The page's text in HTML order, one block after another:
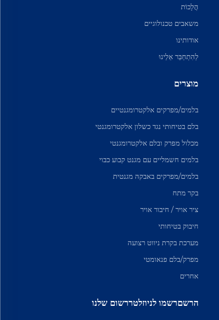
הֲלָכוֹת
משאבים טכנולוגיים
אודותינו
לְהִתְחַבֵּר אֵלֵינוּ
מוצרים
בלמים/מפרקים אלקטרומגנטיים
בלם בטיחותי נגד כשלון אלקטרומגנטי
מכלול מפרק ובלם אלקטרומגנטי
בלמים חשמליים עם מגנט קבוע כבוי
בלמים/מפרקים באבקה מגנטית
בקר מתח
ציר אויר / חיבור אויר
חיבוק בטיחותי
מערכת בקרת ניווט רצועה
מפרק/בלם פנאומטי
אחרים
הרשםרשמו לניוזלטררשום שלנו